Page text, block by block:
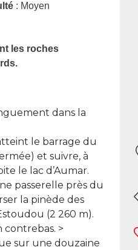
: Moyen
les roches
dans la
le barrage du
et suivre, à
le lac d’Aumar.
passerelle près du
la pinède des
(2 260 m).
contrebas. >
sur une douzaine